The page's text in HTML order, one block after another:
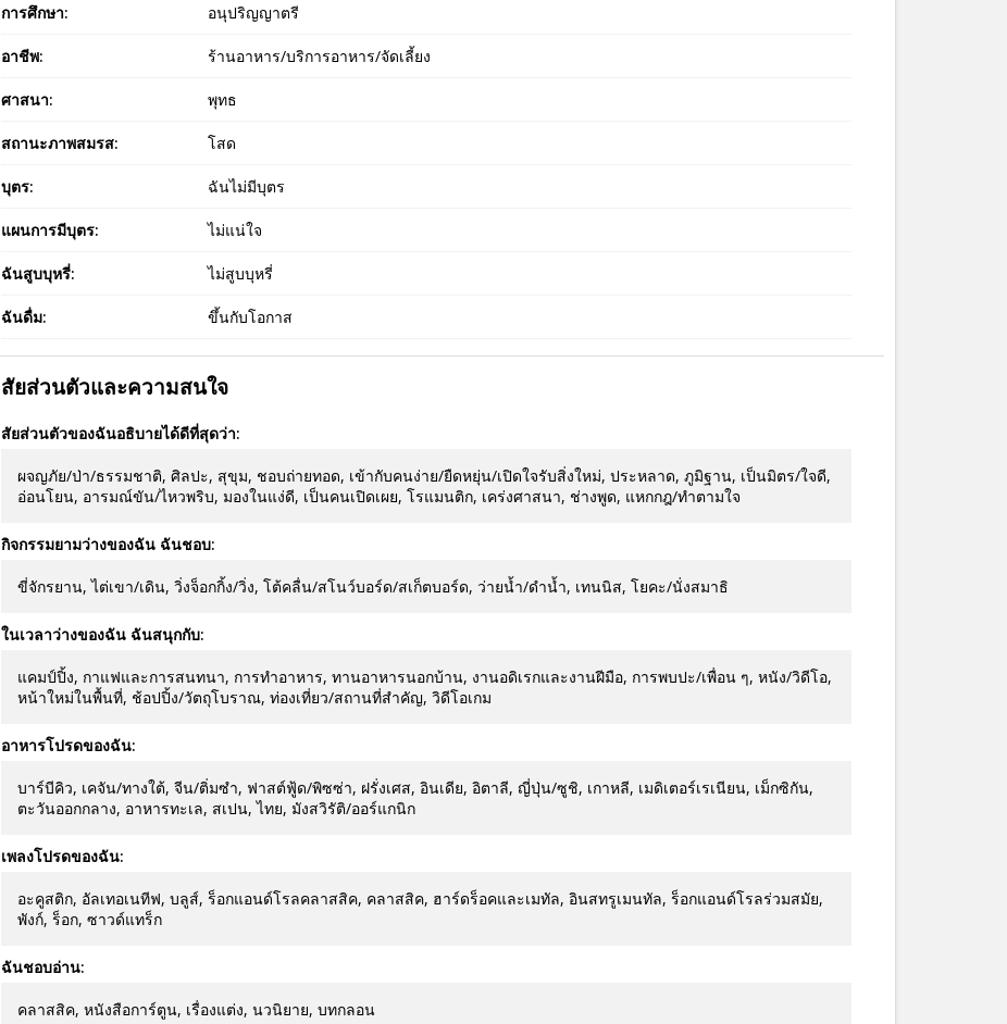
การศึกษา: อนุปริญญาตรี
อาชีพ: ร้านอาหาร/บริการอาหาร/จัดเลี้ยง
ศาสนา: พุทธ
สถานะภาพสมรส: โสด
บุตร: ฉันไม่มีบุตร
แผนการมีบุตร: ไม่แน่ใจ
ฉันสูบบุหรี่: ไม่สูบบุหรี่
ฉันดื่ม: ขึ้นกับโอกาส
สัยส่วนตัวและความสนใจ
สัยส่วนตัวของฉันอธิบายได้ดีที่สุดว่า:
ผจญภัย/ป่า/ธรรมชาติ, ศิลปะ, สุขุม, ชอบถ่ายทอด, เข้ากับคนง่าย/ยืดหยุ่น/เปิดใจรับสิ่งใหม่, ประหลาด, ภูมิฐาน, เป็นมิตร/ใจดี,
อ่อนโยน, อารมณ์ขัน/ไหวพริบ, มองในแง่ดี, เป็นคนเปิดเผย, โรแมนติก, เคร่งศาสนา, ช่างพูด, แหกกฎ/ทำตามใจ
กิจกรรมยามว่างของฉัน ฉันชอบ:
ขี่จักรยาน, ไต่เขา/เดิน, วิ่งจ็อกกิ้ง/วิ่ง, โต้คลื่น/สโนว์บอร์ด/สเก็ตบอร์ด, ว่ายน้ำ/ดำน้ำ, เทนนิส, โยคะ/นั่งสมาธิ
ในเวลาว่างของฉัน ฉันสนุกกับ:
แคมป์ปิ้ง, กาแฟและการสนทนา, การทำอาหาร, ทานอาหารนอกบ้าน, งานอดิเรกและงานฝีมือ, การพบปะ/เพื่อน ๆ, หนัง/วิดีโอ,
หน้าใหม่ในพื้นที่, ช้อปปิ้ง/วัตถุโบราณ, ท่องเที่ยว/สถานที่สำคัญ, วิดีโอเกม
อาหารโปรดของฉัน:
บาร์บีคิว, เคจัน/ทางใต้, จีน/ติ่มซำ, ฟาสต์ฟู้ด/พิซซ่า, ฝรั่งเศส, อินเดีย, อิตาลี, ญี่ปุ่น/ซูชิ, เกาหลี, เมดิเตอร์เรเนียน, เม็กซิกัน,
ตะวันออกกลาง, อาหารทะเล, สเปน, ไทย, มังสวิรัติ/ออร์แกนิก
เพลงโปรดของฉัน:
อะคูสติก, อัลเทอเนทีฟ, บลูส์, ร็อกแอนด์โรลคลาสสิค, คลาสสิค, ฮาร์ดร็อคและเมทัล, อินสทรูเมนทัล, ร็อกแอนด์โรลร่วมสมัย,
พังก์, ร็อก, ซาวด์แทร็ก
ฉันชอบอ่าน:
คลาสสิค, หนังสือการ์ตูน, เรื่องแต่ง, นวนิยาย, บทกลอน